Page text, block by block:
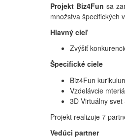
Projekt Biz4Fun sa
množstva špecifických
Hlavný cieľ
Zvýšiť
Špecifické ciele
Biz4Fun
Vzdelávcie
3D Virtuálny
Projekt realizuje 7
Vedúci partner